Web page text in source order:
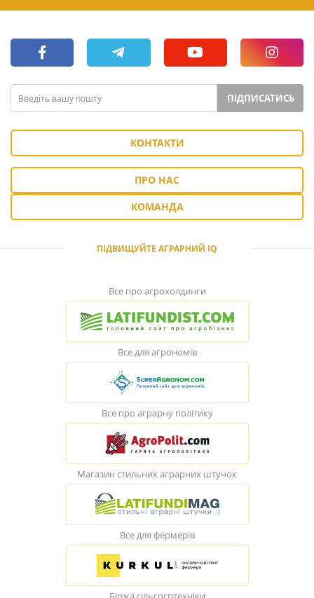
ПІДПИСАТИСЬ
КОНТАКТИ
ПРО НАС
КОМАНДА
ПІДВИЩУЙТЕ АГРАРНИЙ IQ
Все про агрохолдинги
Все для агрономів
Все про аграрну політику
Магазин стильних аграрних штучок
Все для фермерів